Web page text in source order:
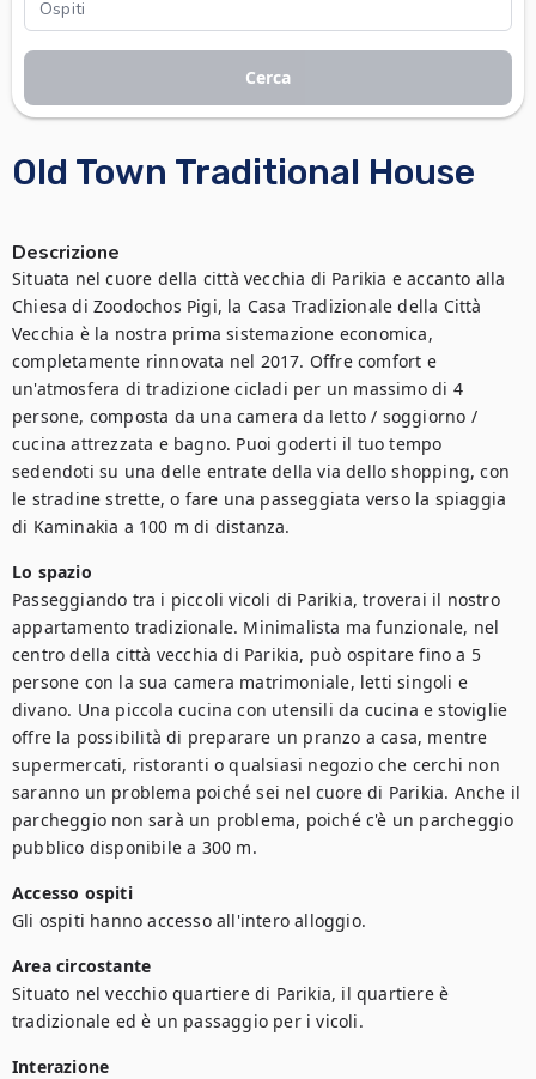
Old Town Traditional House
Descrizione
Situata nel cuore della città vecchia di Parikia e accanto alla
Chiesa di Zoodochos Pigi, la Casa Tradizionale della Città
Vecchia è la nostra prima sistemazione economica,
completamente rinnovata nel 2017. Offre comfort e
un'atmosfera di tradizione cicladi per un massimo di 4
persone, composta da una camera da letto / soggiorno /
cucina attrezzata e bagno. Puoi goderti il tuo tempo
sedendoti su una delle entrate della via dello shopping, con
le stradine strette, o fare una passeggiata verso la spiaggia
di Kaminakia a 100 m di distanza.
Lo spazio
Passeggiando tra i piccoli vicoli di Parikia, troverai il nostro
appartamento tradizionale. Minimalista ma funzionale, nel
centro della città vecchia di Parikia, può ospitare fino a 5
persone con la sua camera matrimoniale, letti singoli e
divano. Una piccola cucina con utensili da cucina e stoviglie
offre la possibilità di preparare un pranzo a casa, mentre
supermercati, ristoranti o qualsiasi negozio che cerchi non
saranno un problema poiché sei nel cuore di Parikia. Anche il
parcheggio non sarà un problema, poiché c'è un parcheggio
pubblico disponibile a 300 m.
Accesso ospiti
Gli ospiti hanno accesso all'intero alloggio.
Area circostante
Situato nel vecchio quartiere di Parikia, il quartiere è
tradizionale ed è un passaggio per i vicoli.
Interazione
Cerca